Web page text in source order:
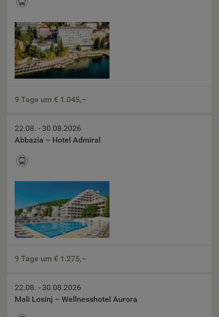
9 Tage um € 1.045,–
22.08. - 30.08.2026
Abbazia – Hotel Admiral
9 Tage um € 1.275,–
22.08. - 30.08.2026
Mali Losinj – Wellnesshotel Aurora